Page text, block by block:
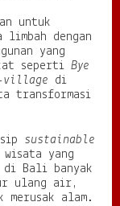
untuk
limbah dengan
yang
seperti Bye
village di
transformasi
sustainable
wisata yang
di Bali banyak
ulang air,
merusak alam.